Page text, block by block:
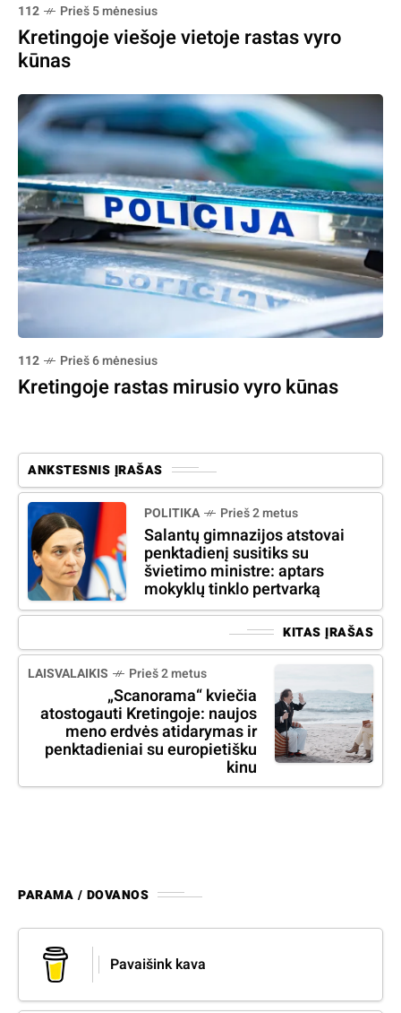
112 Prieš 5 mėnesius
Kretingoje viešoje vietoje rastas vyro
kūnas
112 Prieš 6 mėnesius
Kretingoje rastas mirusio vyro kūnas
ANKSTESNIS ĮRAŠAS
POLITIKA Prieš 2 metus
Salantų gimnazijos atstovai
penktadienį susitiks su
švietimo ministre: aptars
mokyklų tinklo pertvarką
KITAS ĮRAŠAS
LAISVALAIKIS Prieš 2 metus
„Scanorama“ kviečia
atostogauti Kretingoje: naujos
meno erdvės atidarymas ir
penktadieniai su europietišku
kinu
PARAMA / DOVANOS
Pavaišink kava